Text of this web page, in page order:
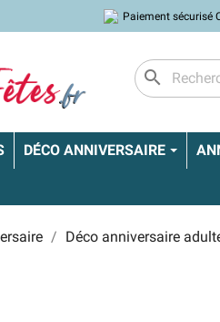
Paiement sécurisé
search
DÉCO ANNIVERSAIRE
Déco anniversaire